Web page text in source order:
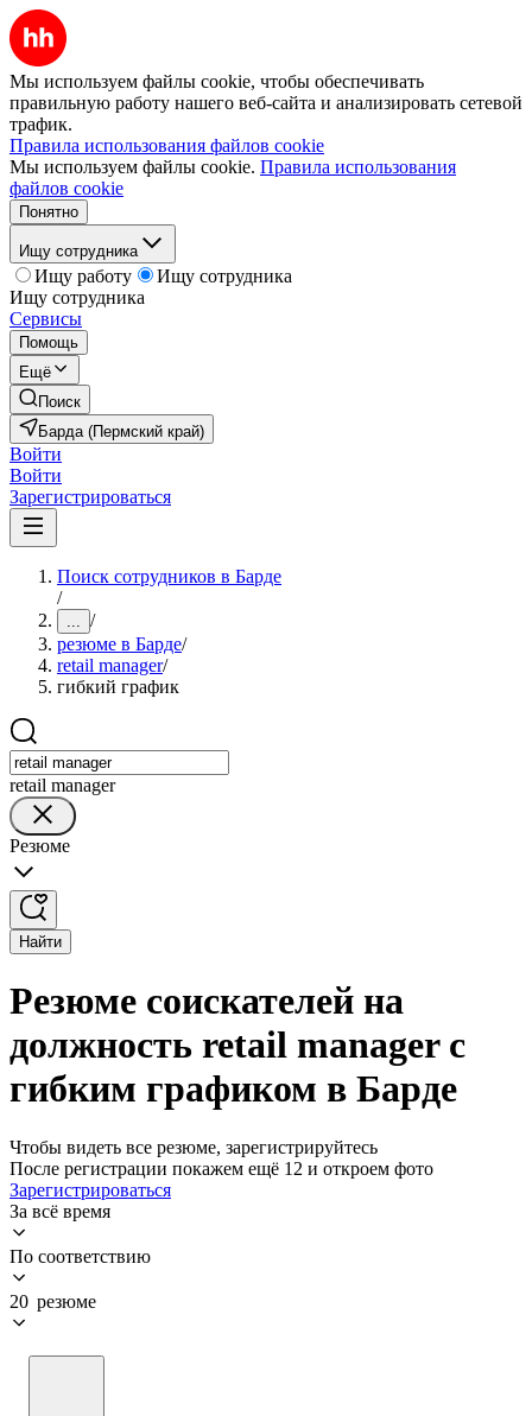
Мы используем файлы cookie, чтобы обеспечивать
правильную работу нашего веб-сайта и анализировать сетевой
трафик.
Правила использования файлов cookie
Мы используем файлы cookie. Правила использования
файлов cookie
Понятно
Ищу сотрудника
Ищу работу
Ищу сотрудника
Ищу сотрудника
Сервисы
Помощь
Ещё
Поиск
Барда (Пермский край)
Войти
Войти
Зарегистрироваться
Поиск сотрудников в Барде
/
... /
резюме в Барде/
retail manager/
гибкий график
retail manager
Резюме
Найти
Резюме соискателей на
должность retail manager с
гибким графиком в Барде
Чтобы видеть все резюме, зарегистрируйтесь
После регистрации покажем ещё 12 и откроем фото
Зарегистрироваться
За всё время
По соответствию
20 резюме